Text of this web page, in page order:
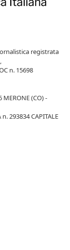
registrata
n. 15698
MERONE (CO) -
293834 CAPITALE